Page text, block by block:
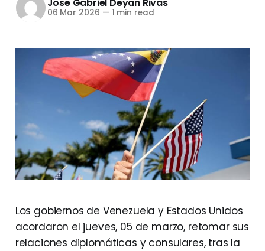
Jose Gabriel Deyan Rivas
06 Mar 2026 — 1 min read
Los gobiernos de Venezuela y Estados Unidos
acordaron el jueves, 05 de marzo, retomar sus
relaciones diplomáticas y consulares, tras la